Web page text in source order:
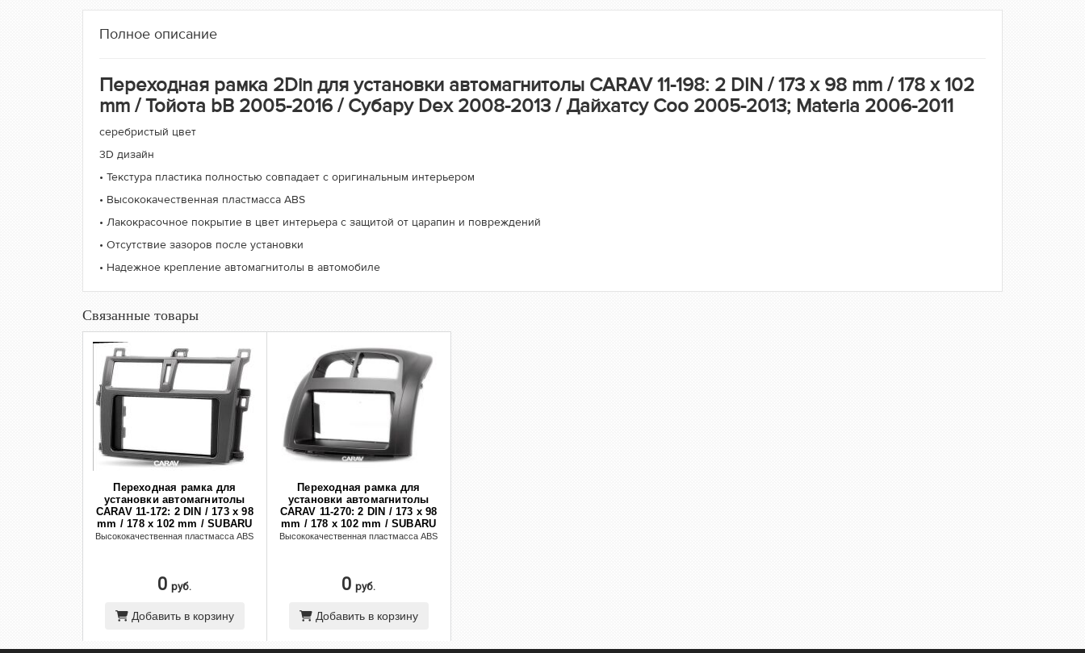
Полное описание
Переходная рамка 2Din для установки автомагнитолы CARAV 11-198: 2 DIN / 173 x 98 mm / 178 x 102
mm / Тойота bB 2005-2016 / Субару Dex 2008-2013 / Дайхатсу Coo 2005-2013; Materia 2006-2011
серебристый цвет
3D дизайн
• Текстура пластика полностью совпадает с оригинальным интерьером
• Высококачественная пластмасса ABS
• Лакокрасочное покрытие в цвет интерьера c защитой от царапин и повреждений
• Отсутствие зазоров после установки
• Надежное крепление автомагнитолы в автомобиле
Связанные товары
Переходная рамка для
установки автомагнитолы
CARAV 11-172: 2 DIN / 173 x 98
mm / 178 x 102 mm / SUBARU
Trezia 2010-2016 / TOYOTA Verso-
Высококачественная пластмасса ABS
0руб.
Добавить в корзину
Переходная рамка для
установки автомагнитолы
CARAV 11-270: 2 DIN / 173 x 98
mm / 178 x 102 mm / SUBARU
Justy 2007-2011 / TOYOTA Passo
Высококачественная пластмасса ABS
0руб.
Добавить в корзину